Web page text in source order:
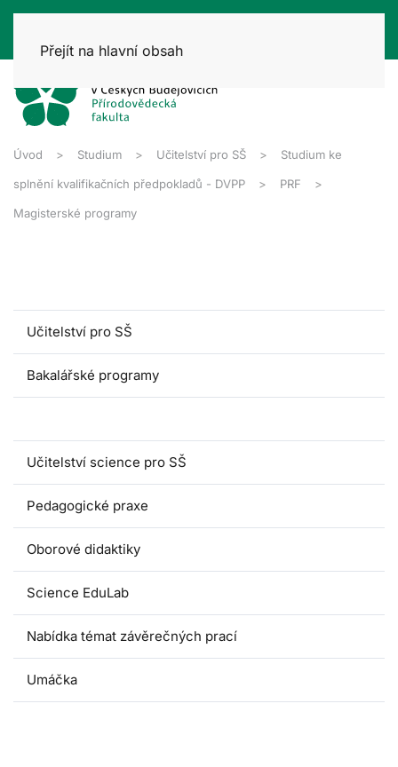
Přejít na hlavní obsah
Úvod Studium Učitelství pro SŠ Studium ke
splnění kvalifikačních předpokladů - DVPP PRF
Magisterské programy
Učitelství pro SŠ
Bakalářské programy
Učitelství science pro SŠ
Pedagogické praxe
Oborové didaktiky
Science EduLab
Nabídka témat závěrečných prací
Umáčka